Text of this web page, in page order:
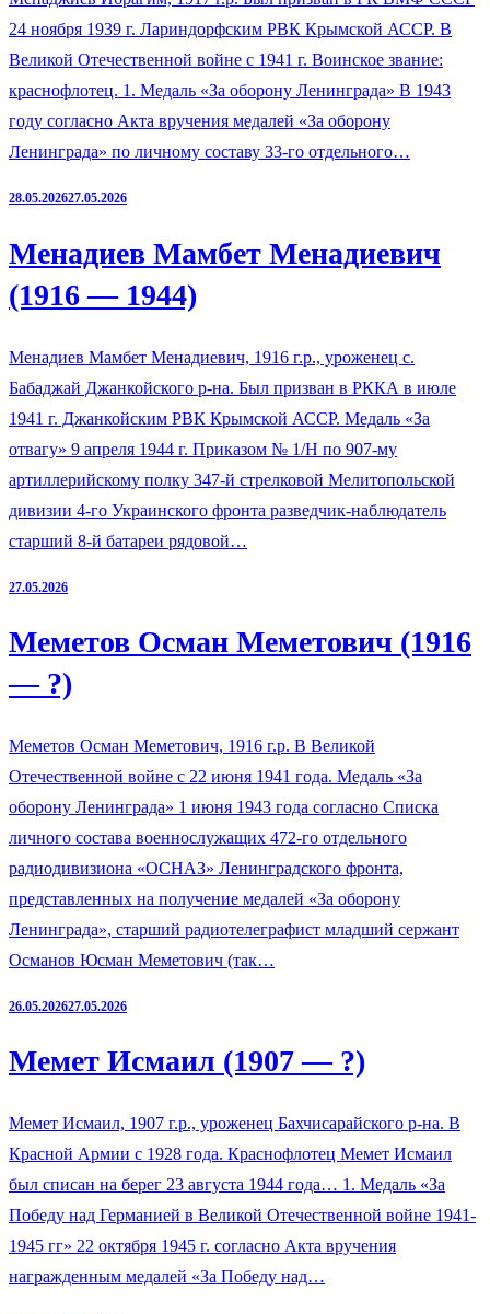
24 ноября 1939 г. Лариндорфским РВК Крымской АССР. В
Великой Отечественной войне с 1941 г. Воинское звание:
краснофлотец. 1. Медаль «За оборону Ленинграда» В 1943
году согласно Акта вручения медалей «За оборону
Ленинграда» по личному составу 33-го отдельного…
28.05.202627.05.2026
Менадиев Мамбет Менадиевич
(1916 — 1944)
Менадиев Мамбет Менадиевич, 1916 г.р., уроженец с.
Бабаджай Джанкойского р-на. Был призван в РККА в июле
1941 г. Джанкойским РВК Крымской АССР. Медаль «За
отвагу» 9 апреля 1944 г. Приказом № 1/Н по 907-му
артиллерийскому полку 347-й стрелковой Мелитопольской
дивизии 4-го Украинского фронта разведчик-наблюдатель
старший 8-й батареи рядовой…
27.05.2026
Меметов Осман Меметович (1916
— ?)
Меметов Осман Меметович, 1916 г.р. В Великой
Отечественной войне с 22 июня 1941 года. Медаль «За
оборону Ленинграда» 1 июня 1943 года согласно Списка
личного состава военнослужащих 472-го отдельного
радиодивизиона «ОСНАЗ» Ленинградского фронта,
представленных на получение медалей «За оборону
Ленинграда», старший радиотелеграфист младший сержант
Османов Юсман Меметович (так…
26.05.202627.05.2026
Мемет Исмаил (1907 — ?)
Мемет Исмаил, 1907 г.р., уроженец Бахчисарайского р-на. В
Красной Армии с 1928 года. Краснофлотец Мемет Исмаил
был списан на берег 23 августа 1944 года… 1. Медаль «За
Победу над Германией в Великой Отечественной войне 1941-
1945 гг» 22 октября 1945 г. согласно Акта вручения
награжденным медалей «За Победу над…